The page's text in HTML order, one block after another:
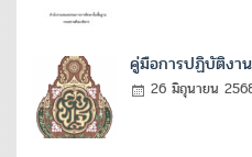
คู่มือการปฏิบัติงา
26 มิถุนายน